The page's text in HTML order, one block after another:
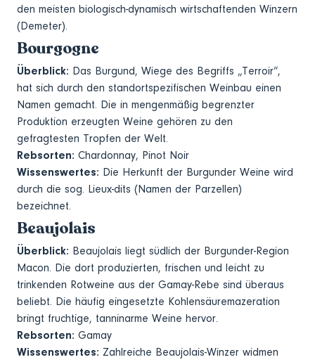
den meisten biologisch-dynamisch wirtschaftenden Winzern
(Demeter).
Bourgogne
Überblick: Das Burgund, Wiege des Begriffs „Terroir“,
hat sich durch den standortspezifischen Weinbau einen
Namen gemacht. Die in mengenmäßig begrenzter
Produktion erzeugten Weine gehören zu den
gefragtesten Tropfen der Welt.
Rebsorten: Chardonnay, Pinot Noir
Wissenswertes: Die Herkunft der Burgunder Weine wird
durch die sog. Lieux-dits (Namen der Parzellen)
bezeichnet.
Beaujolais
Überblick: Beaujolais liegt südlich der Burgunder-Region
Macon. Die dort produzierten, frischen und leicht zu
trinkenden Rotweine aus der Gamay-Rebe sind überaus
beliebt. Die häufig eingesetzte Kohlensäuremazeration
bringt fruchtige, tanninarme Weine hervor.
Rebsorten: Gamay
Wissenswertes: Zahlreiche Beaujolais-Winzer widmen